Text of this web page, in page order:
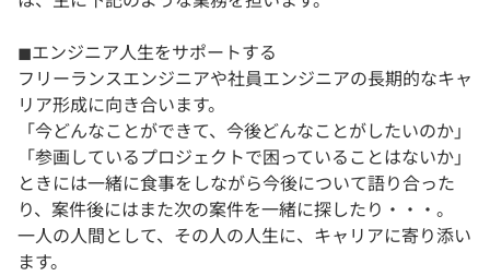
◼︎エンジニア人生をサポートする
フリーランスエンジニアや社員エンジニアの長期的なキャ
リア形成に向き合います。
「今どんなことができて、今後どんなことがしたいのか」
「参画しているプロジェクトで困っていることはないか」
ときには一緒に食事をしながら今後について語り合った
り、案件後にはまた次の案件を一緒に探したり・・・。
一人の人間として、その人の人生に、キャリアに寄り添い
ます。